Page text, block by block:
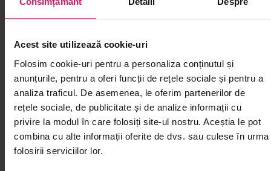
Acest site utilizează cookie-uri
Folosim cookie-uri pentru a personaliza conținutul și
anunțurile, pentru a oferi funcții de rețele sociale și pentru a
analiza traficul. De asemenea, le oferim partenerilor de
rețele sociale, de publicitate și de analize informații cu
privire la modul în care folosiți site-ul nostru. Aceștia le pot
combina cu alte informații oferite de dvs. sau culese în urma
folosirii serviciilor lor.
Rice cake (felii) A+HOSAN 500g